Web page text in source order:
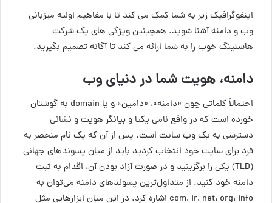
اینفوگرافیک زیر به شما کمک می کند تا با مفاهیم اولیه میزبانی
وب و دامنه آشنا شوید. همچینین ویژگی های یک شرکت
هاستینگ خوب را به شما ارائه می کند تا آگانه تصمیم بگیرید.
دامنه، هویت شما در دنیای وب
احتمالاً کلماتی چون «دامنه»، «دامین» و یا domain به گوشتان
خورده است که در واقع نامی یکتا و بیانگر هویت و نشانی
دسترسی به یک وب سایت است. پس از آن که یک نام منحصر به
فرد برای سایت خود انتخاب کردید باید از میان پسوندهای جهانی
(TLD) یکی را برگزینید و در صورت آزاد بودن آن، اقدام به ثبت
دامنه خود کنید. از متداول‌ترین پسوندهای دامنه می‌توان به
com، ir، net، org، info اشاره کرد. در این میان ابزارهایی مثل